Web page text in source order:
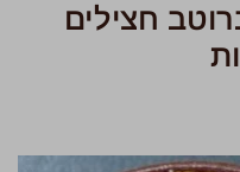
חצילים